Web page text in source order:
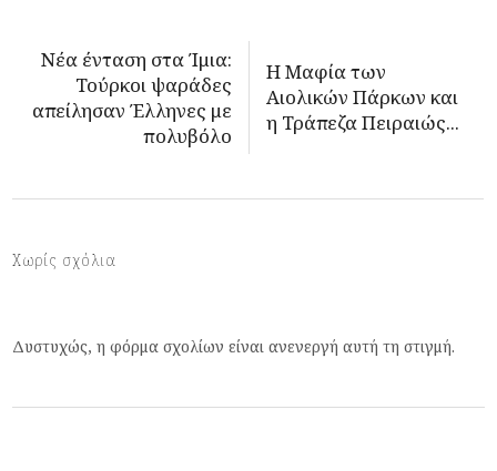
Νέα ένταση στα Ίμια:
Τούρκοι ψαράδες
απείλησαν Έλληνες με
πολυβόλο
Η Μαφία των
Αιολικών Πάρκων και
η Τράπεζα Πειραιώς...
Χωρίς σχόλια
Δυστυχώς, η φόρμα σχολίων είναι ανενεργή αυτή τη στιγμή.